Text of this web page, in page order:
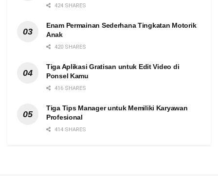
424 SHARES
Enam Permainan Sederhana Tingkatan Motorik
Anak
420 SHARES
Tiga Aplikasi Gratisan untuk Edit Video di
Ponsel Kamu
416 SHARES
Tiga Tips Manager untuk Memiliki Karyawan
Profesional
414 SHARES